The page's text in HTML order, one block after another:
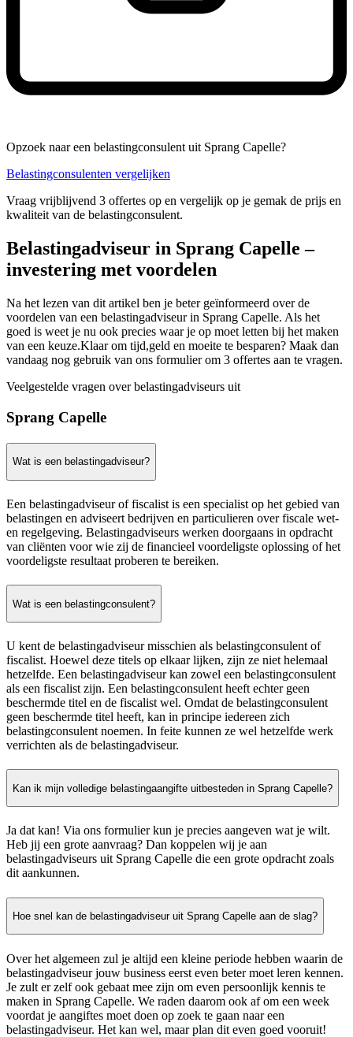
Opzoek naar een belastingconsulent uit Sprang Capelle?
Belastingconsulenten vergelijken
Vraag vrijblijvend 3 offertes op en vergelijk op je gemak de prijs en
kwaliteit van de belastingconsulent.
Belastingadviseur in Sprang Capelle –
investering met voordelen
Na het lezen van dit artikel ben je beter geïnformeerd over de
voordelen van een belastingadviseur in Sprang Capelle. Als het
goed is weet je nu ook precies waar je op moet letten bij het maken
van een keuze.Klaar om tijd,geld en moeite te besparen? Maak dan
vandaag nog gebruik van ons formulier om 3 offertes aan te vragen.
Veelgestelde vragen over belastingadviseurs uit
Sprang Capelle
Wat is een belastingadviseur?
Een belastingadviseur of fiscalist is een specialist op het gebied van
belastingen en adviseert bedrijven en particulieren over fiscale wet-
en regelgeving. Belastingadviseurs werken doorgaans in opdracht
van cliënten voor wie zij de financieel voordeligste oplossing of het
voordeligste resultaat proberen te bereiken.
Wat is een belastingconsulent?
U kent de belastingadviseur misschien als belastingconsulent of
fiscalist. Hoewel deze titels op elkaar lijken, zijn ze niet helemaal
hetzelfde. Een belastingadviseur kan zowel een belastingconsulent
als een fiscalist zijn. Een belastingconsulent heeft echter geen
beschermde titel en de fiscalist wel. Omdat de belastingconsulent
geen beschermde titel heeft, kan in principe iedereen zich
belastingconsulent noemen. In feite kunnen ze wel hetzelfde werk
verrichten als de belastingadviseur.
Kan ik mijn volledige belastingaangifte uitbesteden in Sprang Capelle?
Ja dat kan! Via ons formulier kun je precies aangeven wat je wilt.
Heb jij een grote aanvraag? Dan koppelen wij je aan
belastingadviseurs uit Sprang Capelle die een grote opdracht zoals
dit aankunnen.
Hoe snel kan de belastingadviseur uit Sprang Capelle aan de slag?
Over het algemeen zul je altijd een kleine periode hebben waarin de
belastingadviseur jouw business eerst even beter moet leren kennen.
Je zult er zelf ook gebaat mee zijn om even persoonlijk kennis te
maken in Sprang Capelle. We raden daarom ook af om een week
voordat je aangiftes moet doen op zoek te gaan naar een
belastingadviseur. Het kan wel, maar plan dit even goed vooruit!